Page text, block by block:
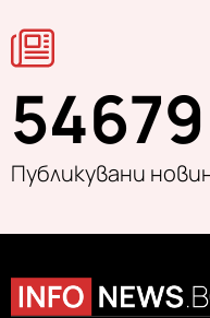
54679
Публикувани